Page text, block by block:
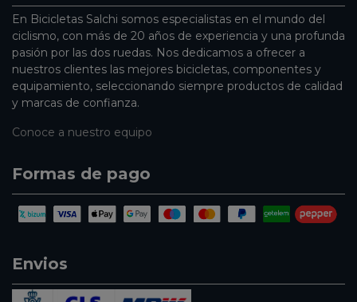
En Bicicletas Salchi somos especialistas en el mundo del
ciclismo, con más de 20 años de experiencia y una profunda
pasión por las dos ruedas. Nos dedicamos a ofrecer a
nuestros clientes las mejores bicicletas, componentes y
equipamiento, seleccionando siempre productos de calidad
y marcas de confianza.
Conoce a nuestro equipo
Formas de pago
Envios